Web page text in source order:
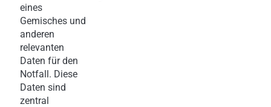
eines
Gemisches und
anderen
relevanten
Daten für den
Notfall. Diese
Daten sind
zentral